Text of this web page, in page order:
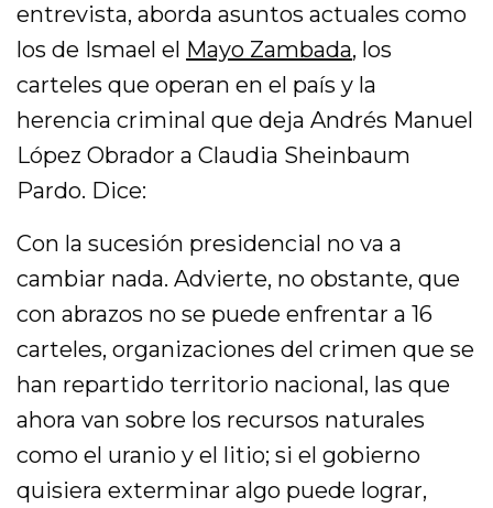
entrevista, aborda asuntos actuales como
los de Ismael el Mayo Zambada, los
carteles que operan en el país y la
herencia criminal que deja Andrés Manuel
López Obrador a Claudia Sheinbaum
Pardo. Dice:
Con la sucesión presidencial no va a
cambiar nada. Advierte, no obstante, que
con abrazos no se puede enfrentar a 16
carteles, organizaciones del crimen que se
han repartido territorio nacional, las que
ahora van sobre los recursos naturales
como el uranio y el litio; si el gobierno
quisiera exterminar algo puede lograr,